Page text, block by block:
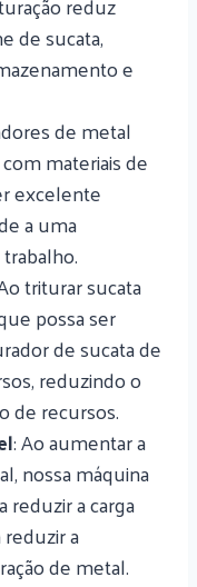
de sucata,
e
de metal
materiais de
excelente
a uma
triturar sucata
possa ser
de sucata de
reduzindo o
de recursos.
: Ao aumentar a
nossa máquina
a carga
a
de metal.